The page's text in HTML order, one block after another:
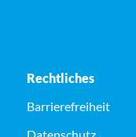
Rechtliches
Barrierefreiheit